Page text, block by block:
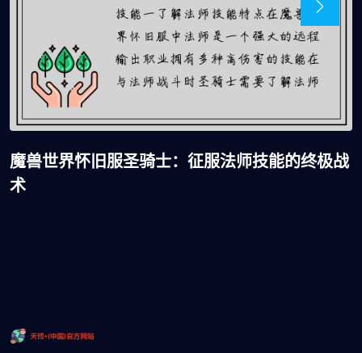
魔兽世界怀旧服圣骑士：征服法师技能的终极战
术